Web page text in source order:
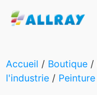
Accueil / Boutique /
l'industrie / Peinture